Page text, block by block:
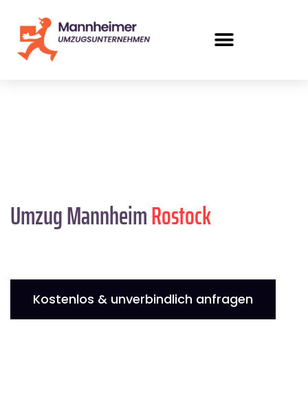
Umzug MannheimRostock
Kostenlos & unverbindlich anfragen